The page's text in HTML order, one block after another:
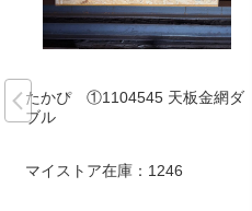
たかぴ ①1104545 天板金網ダ
ブル
マイストア在庫： 1246